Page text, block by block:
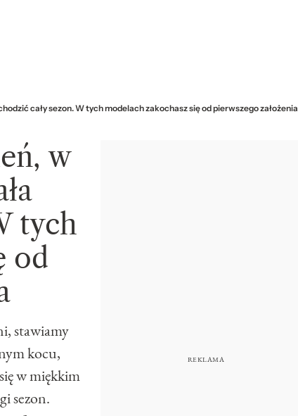
cały sezon. W tych modelach zakochasz się od pierwszego założenia
w
tych
od
stawiamy
kocu,
w miękkim
sezon.